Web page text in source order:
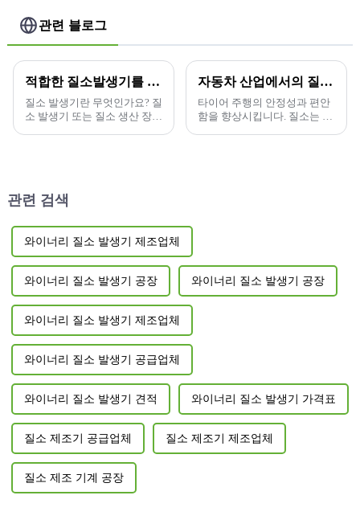
관련 블로그
적합한 질소발생기를 선택하는 방법은?
질소 발생기란 무엇인가요? 질
소 발생기 또는 질소 생산 장치
자동차 산업에서의 질소 활용
타이어 주행의 안정성과 편안
함을 향상시킵니다. 질소는 화
관련 검색
와이너리 질소 발생기 제조업체
와이너리 질소 발생기 공장 와이너리 질소 발생기 공장
와이너리 질소 발생기 제조업체
와이너리 질소 발생기 공급업체
와이너리 질소 발생기 견적 와이너리 질소 발생기 가격표
질소 제조기 공급업체 질소 제조기 제조업체
질소 제조 기계 공장